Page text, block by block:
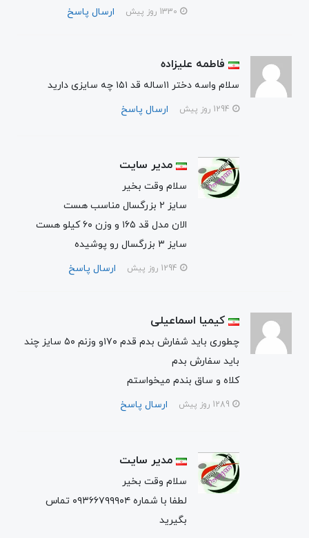
ارسال پاسخ
فاطمه علیزاده
سلام واسه دختر ۱۱ساله قد ۱۵۱ چه سایزی دارید
ارسال پاسخ
مدیر سایت
سلام وقت بخیر
سایز ۲ بزرگسال مناسب هست
الان مدل قد ۱۶۵ و وزن ۶۰ کیلو هست
سایز ۳ بزرگسال رو پوشیده
ارسال پاسخ
کیمیا اسماعیلی
چطوری باید شفارش بدم قدم ۱۷۰و وزنم ۵۰ سایز چند
باید سفارش بدم
کلاه و ساق بندم میخواستم
ارسال پاسخ
مدیر سایت
سلام وقت بخیر
لطفا با شماره ۰۹۳۶۶۷۹۹۹۰۴ تماس
بگیرید